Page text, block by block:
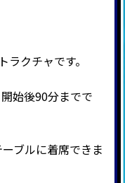
クチャです。
始後90分までで
ブルに着席できま